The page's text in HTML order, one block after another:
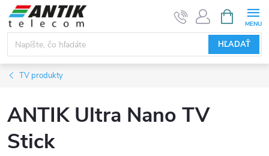
Prejsť
obsah
HĽADAŤ
KOŠÍK
TV produkty
ANTIK Ultra Nano TV
Stick